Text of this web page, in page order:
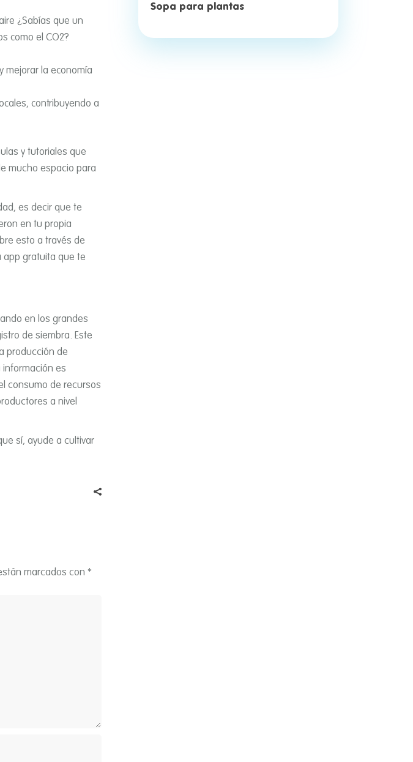
¿Sabí­as que un
como el CO2?
mejorar la economí­a
contribuyendo a
y tutoriales que
mucho espacio para
es decir que te
en tu propia
esto a través de
app gratuita que te
en los grandes
de siembra. Este
producción de
es
consumo de recursos
a nivel
sí­, ayude a cultivar
marcados con *
Sopa para plantas